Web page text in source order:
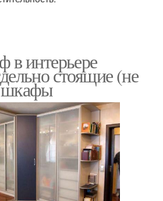
в интерьере
стоящие (не
шкафы